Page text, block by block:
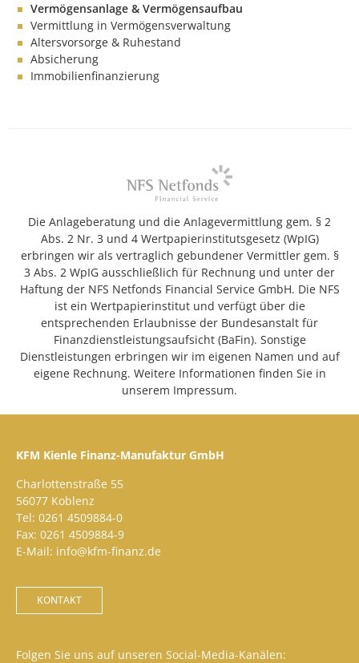
Vermögensanlage & Vermögensaufbau
Vermittlung in Vermögensverwaltung
Altersvorsorge & Ruhestand
Absicherung
Immobilienfinanzierung
Die Anlageberatung und die Anlagevermittlung gem. § 2
Abs. 2 Nr. 3 und 4 Wertpapierinstitutsgesetz (WpIG)
erbringen wir als vertraglich gebundener Vermittler gem. §
3 Abs. 2 WpIG ausschließlich für Rechnung und unter der
Haftung der NFS Netfonds Financial Service GmbH. Die NFS
ist ein Wertpapierinstitut und verfügt über die
entsprechenden Erlaubnisse der Bundesanstalt für
Finanzdienstleistungsaufsicht (BaFin). Sonstige
Dienstleistungen erbringen wir im eigenen Namen und auf
eigene Rechnung. Weitere Informationen finden Sie in
unserem Impressum.
KFM Kienle Finanz-Manufaktur GmbH
Charlottenstraße 55
56077 Koblenz
Tel: 0261 4509884-0
Fax: 0261 4509884-9
E-Mail: info@kfm-finanz.de
KONTAKT
Folgen Sie uns auf unseren Social-Media-Kanälen: